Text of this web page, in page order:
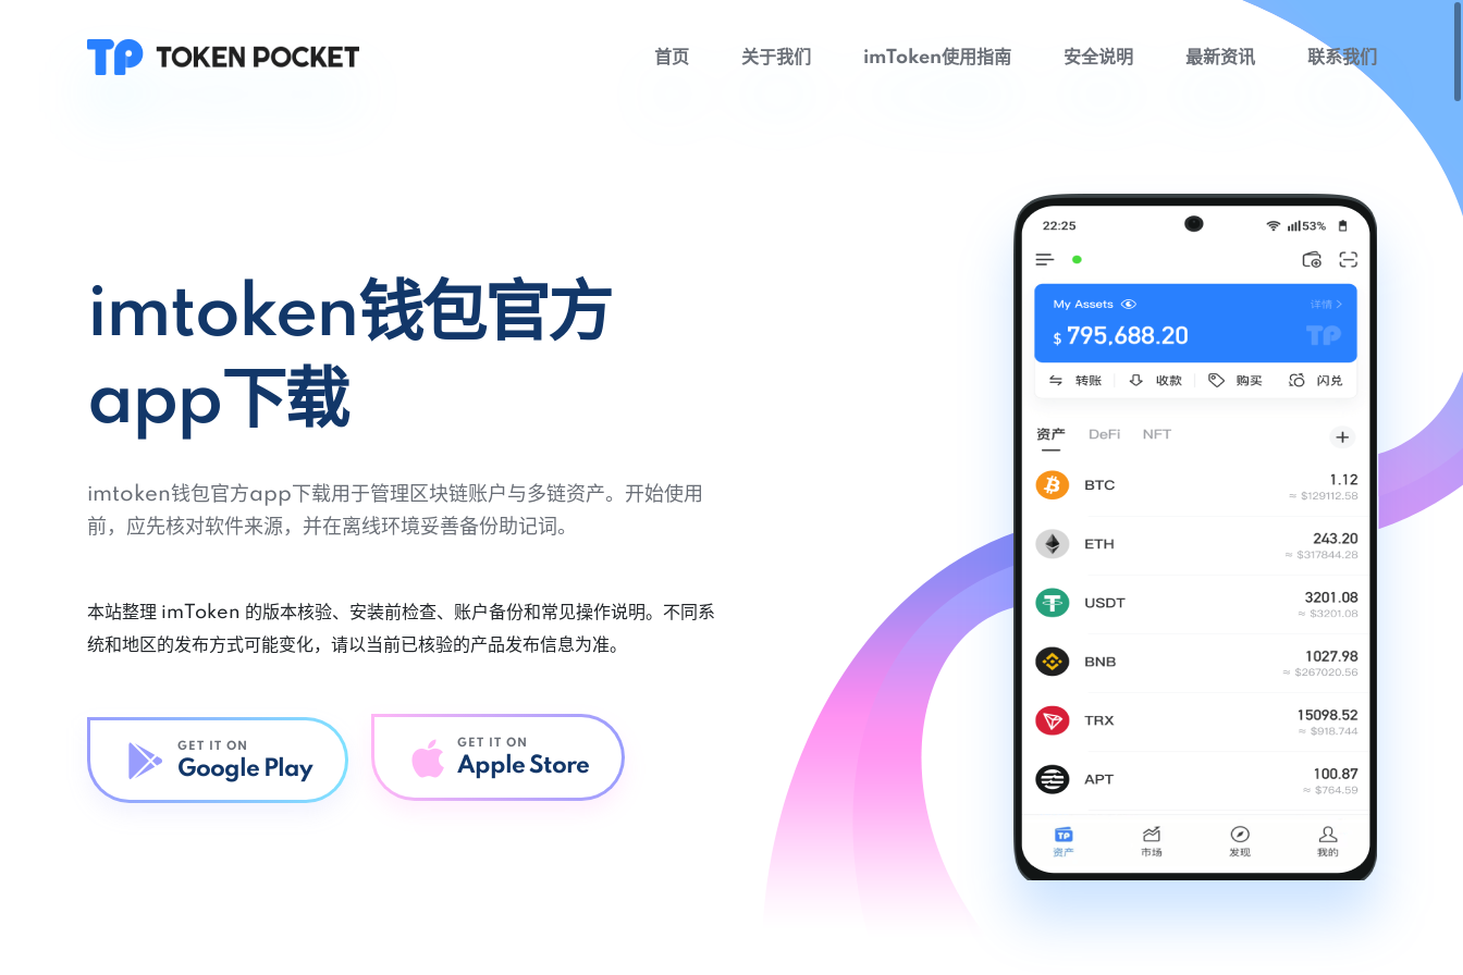
首页 关于我们 imToken使用指南 安全说明 最新资讯 联系我们
imtoken钱包官方
app下载
imtoken钱包官方app下载用于管理区块链账户与多链资产。开始使用
前，应先核对软件来源，并在离线环境妥善备份助记词。
本站整理 imToken 的版本核验、安装前检查、账户备份和常见操作说明。不同系
统和地区的发布方式可能变化，请以当前已核验的产品发布信息为准。
GET IT ON
Google Play
GET IT ON
Apple Store